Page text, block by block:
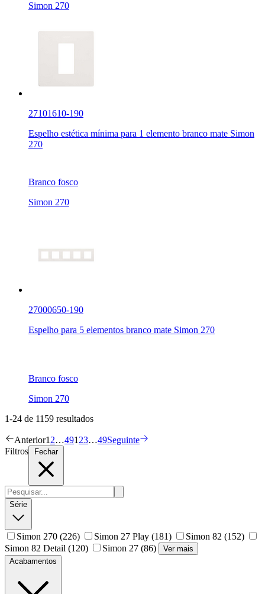
Simon 270
27101610-190
Espelho estética mínima para 1 elemento branco mate Simon
270
Branco fosco
Simon 270
27000650-190
Espelho para 5 elementos branco mate Simon 270
Branco fosco
Simon 270
1-24 de 1159 resultados
Anterior12…49123…49Seguinte
Filtros
Fechar
Série
Simon 270 (226) Simon 27 Play (181) Simon 82 (152)
Simon 82 Detail (120) Simon 27 (86)
Ver mais
Acabamentos